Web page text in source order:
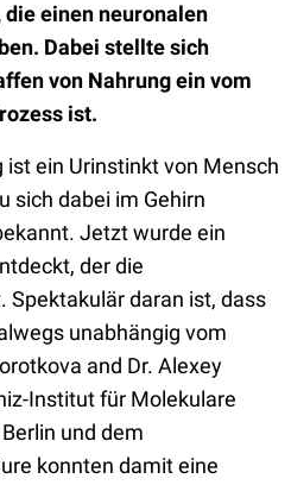
einen neuronalen
Dabei stellte sich
von Nahrung ein vom
ist.
ist ein Urinstinkt von Mensch
sich dabei im Gehirn
Jetzt wurde ein
der die
Spektakulär daran ist, dass
unabhängig vom
and Dr. Alexey
Institut für Molekulare
und dem
konnten damit eine